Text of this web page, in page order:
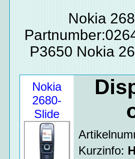
Nokia
P3650 Nokia
Nokia
2680-
Slide
Kurzinfo: